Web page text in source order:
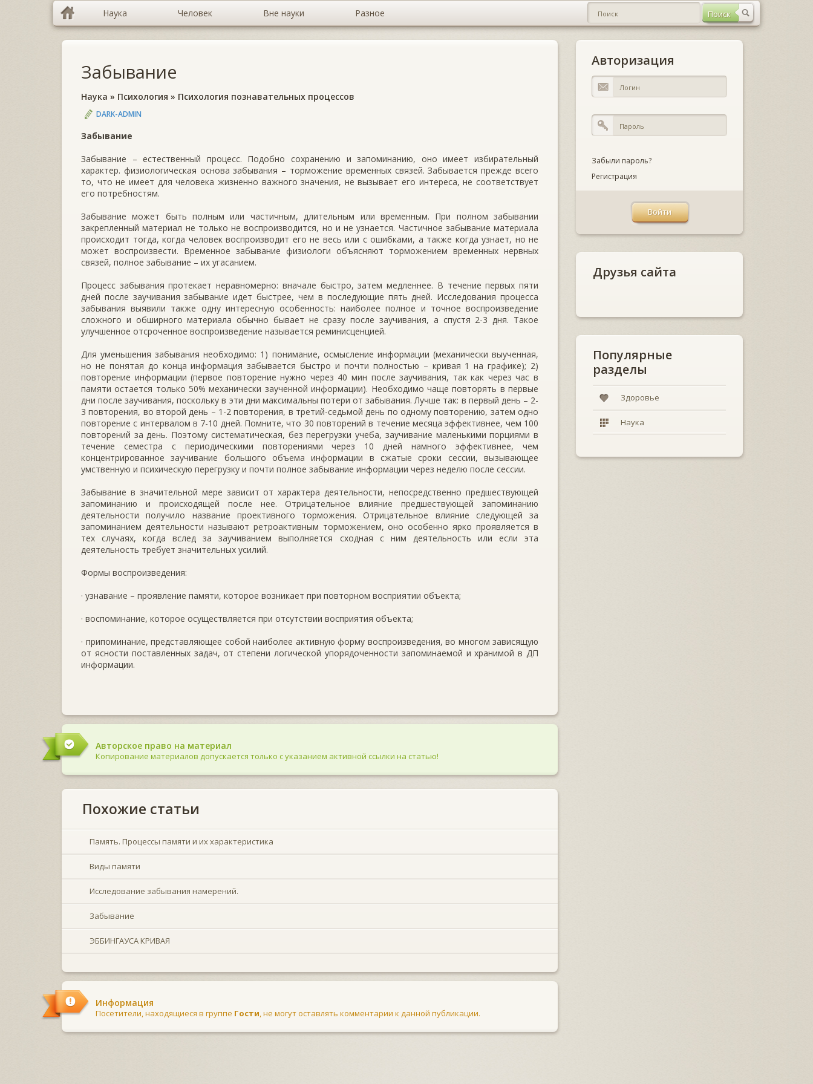
Наука Человек Вне науки Разное
Забывание
Наука » Психология » Психология познавательных процессов
DARK-ADMIN
Забывание
Забывание – естественный процесс. Подобно сохранению и запоминанию, оно имеет избирательный
характер. физиологическая основа забывания – торможение временных связей. Забывается прежде всего
то, что не имеет для человека жизненно важного значения, не вызывает его интереса, не соответствует
его потребностям.
Забывание может быть полным или частичным, длительным или временным. При полном забывании
закрепленный материал не только не воспроизводится, но и не узнается. Частичное забывание материала
происходит тогда, когда человек воспроизводит его не весь или с ошибками, а также когда узнает, но не
может воспроизвести. Временное забывание физиологи объясняют торможением временных нервных
связей, полное забывание – их угасанием.
Процесс забывания протекает неравномерно: вначале быстро, затем медленнее. В течение первых пяти
дней после заучивания забывание идет быстрее, чем в последующие пять дней. Исследования процесса
забывания выявили также одну интересную особенность: наиболее полное и точное воспроизведение
сложного и обширного материала обычно бывает не сразу после заучивания, а спустя 2-3 дня. Такое
улучшенное отсроченное воспроизведение называется реминисценцией.
Для уменьшения забывания необходимо: 1) понимание, осмысление информации (механически выученная,
но не понятая до конца информация забывается быстро и почти полностью – кривая 1 на графике); 2)
повторение информации (первое повторение нужно через 40 мин после заучивания, так как через час в
памяти остается только 50% механически заученной информации). Необходимо чаще повторять в первые
дни после заучивания, поскольку в эти дни максимальны потери от забывания. Лучше так: в первый день – 2-
3 повторения, во второй день – 1-2 повторения, в третий-седьмой день по одному повторению, затем одно
повторение с интервалом в 7-10 дней. Помните, что 30 повторений в течение месяца эффективнее, чем 100
повторений за день. Поэтому систематическая, без перегрузки учеба, заучивание маленькими порциями в
течение семестра с периодическими повторениями через 10 дней намного эффективнее, чем
концентрированное заучивание большого объема информации в сжатые сроки сессии, вызывающее
умственную и психическую перегрузку и почти полное забывание информации через неделю после сессии.
Забывание в значительной мере зависит от характера деятельности, непосредственно предшествующей
запоминанию и происходящей после нее. Отрицательное влияние предшествующей запоминанию
деятельности получило название проективного торможения. Отрицательное влияние следующей за
запоминанием деятельности называют ретроактивным торможением, оно особенно ярко проявляется в
тех случаях, когда вслед за заучиванием выполняется сходная с ним деятельность или если эта
деятельность требует значительных усилий.
Формы воспроизведения:
· узнавание – проявление памяти, которое возникает при повторном восприятии объекта;
· воспоминание, которое осуществляется при отсутствии восприятия объекта;
· припоминание, представляющее собой наиболее активную форму воспроизведения, во многом зависящую
от ясности поставленных задач, от степени логической упорядоченности запоминаемой и хранимой в ДП
информации.
Авторское право на материал
Копирование материалов допускается только с указанием активной ссылки на статью!
Похожие статьи
Память. Процессы памяти и их характеристика
Виды памяти
Исследование забывания намерений.
Забывание
ЭББИНГАУСА КРИВАЯ
Информация
Посетители, находящиеся в группе Гости, не могут оставлять комментарии к данной публикации.
Авторизация
Забыли пароль?
Регистрация
Друзья сайта
Популярные
разделы
Здоровье
Наука